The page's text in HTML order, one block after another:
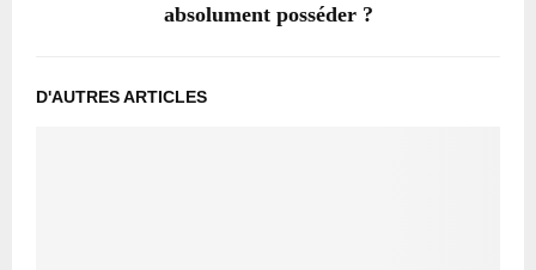
absolument posséder ?
D'AUTRES ARTICLES